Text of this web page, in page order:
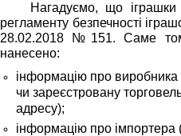
Нагадуємо, що іграшки
регламенту безпечності
28.02.2018 №151. Саме
нанесено:
інформацію про
чи зареєстровану
адресу);
інформацію про